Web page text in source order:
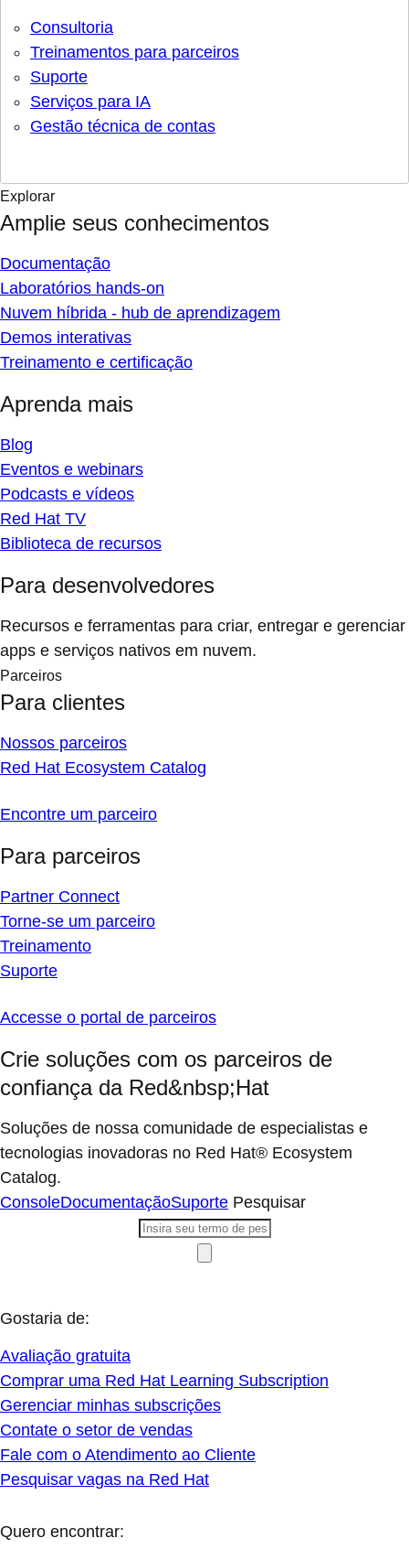
Consultoria
Treinamentos para parceiros
Suporte
Serviços para IA
Gestão técnica de contas
Explorar
Amplie seus conhecimentos
Documentação
Laboratórios hands-on
Nuvem híbrida - hub de aprendizagem
Demos interativas
Treinamento e certificação
Aprenda mais
Blog
Eventos e webinars
Podcasts e vídeos
Red Hat TV
Biblioteca de recursos
Para desenvolvedores
Recursos e ferramentas para criar, entregar e gerenciar
apps e serviços nativos em nuvem.
Parceiros
Para clientes
Nossos parceiros
Red Hat Ecosystem Catalog
Encontre um parceiro
Para parceiros
Partner Connect
Torne-se um parceiro
Treinamento
Suporte
Accesse o portal de parceiros
Crie soluções com os parceiros de
confiança da Red&nbsp;Hat
Soluções de nossa comunidade de especialistas e
tecnologias inovadoras no Red Hat® Ecosystem
Catalog.
ConsoleDocumentaçãoSuporte Pesquisar
Gostaria de:
Avaliação gratuita
Comprar uma Red Hat Learning Subscription
Gerenciar minhas subscrições
Contate o setor de vendas
Fale com o Atendimento ao Cliente
Pesquisar vagas na Red Hat
Quero encontrar: